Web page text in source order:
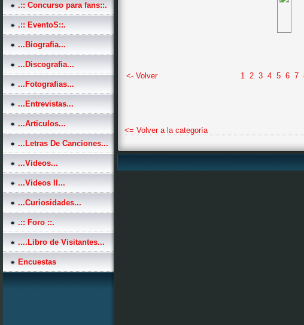
.:: Concurso para fans::.
.:: EventoS::.
...Biografia...
...Discografia...
...Fotografias...
...Entrevistas...
...Articulos...
...Letras De Canciones...
...Videos...
...Videos II...
...Curiosidades...
.:: Foro ::.
....Libro de Visitantes...
Encuestas
<- Volver 1 2 3 4 5 6 7
<= Volver a la categoría